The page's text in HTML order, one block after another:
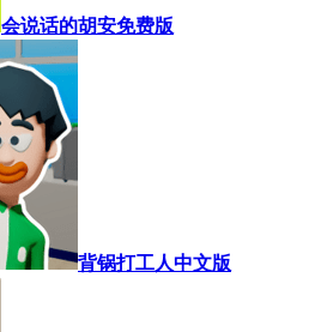
会说话的胡安免费版
背锅打工人中文版